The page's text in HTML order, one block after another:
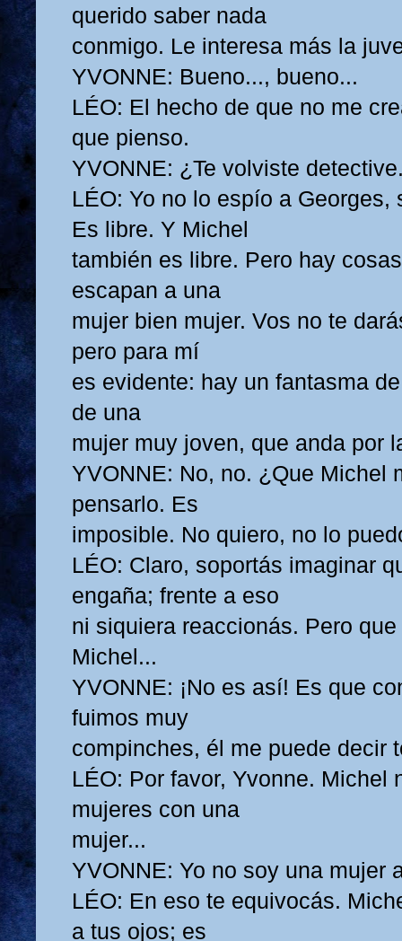
querido saber nada
conmigo. Le interesa más la
YVONNE: Bueno..., bueno...
LÉO: El hecho de que no me
que pienso.
YVONNE: ¿Te volviste
LÉO: Yo no lo espío a Georges,
Es libre. Y Michel
también es libre. Pero hay
escapan a una
mujer bien mujer. Vos no te
pero para mí
es evidente: hay un fantasma
de una
mujer muy joven, que anda por
YVONNE: No, no. ¿Que Michel
pensarlo. Es
imposible. No quiero, no lo
LÉO: Claro, soportás imaginar
engaña; frente a eso
ni siquiera reaccionás. Pero
Michel...
YVONNE: ¡No es así! Es que
fuimos muy
compinches, él me puede decir
LÉO: Por favor, Yvonne. Michel
mujeres con una
mujer...
YVONNE: Yo no soy una mujer
LÉO: En eso te equivocás.
a tus ojos; es